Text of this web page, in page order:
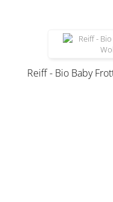
Reiff - Bio Baby